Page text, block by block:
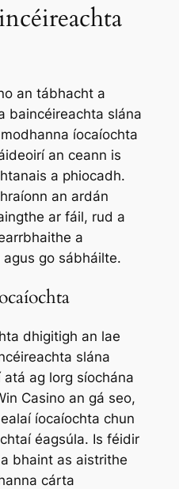
an tábhacht a
baincéireachta slána
íocaíochta
an ceann is
a phiocadh.
an ardán
ar fáil, rud a
a
go sábháilte.
dhigitigh an lae
slána
atá ag lorg síochána
Casino an gá seo,
íocaíochta chun
éagsúla. Is féidir
bhaint as aistrithe
cárta